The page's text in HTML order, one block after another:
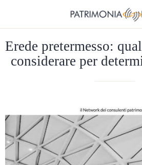
Erede pretermesso:
considerare per